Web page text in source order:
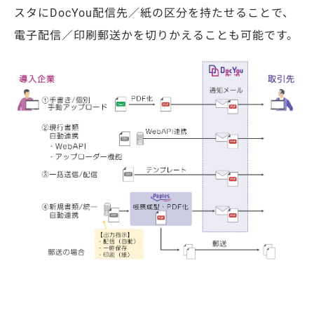
スタにDocYou配信先／紙の区分を持たせることで、
電子配信／印刷郵送かを切りかえることも可能です。